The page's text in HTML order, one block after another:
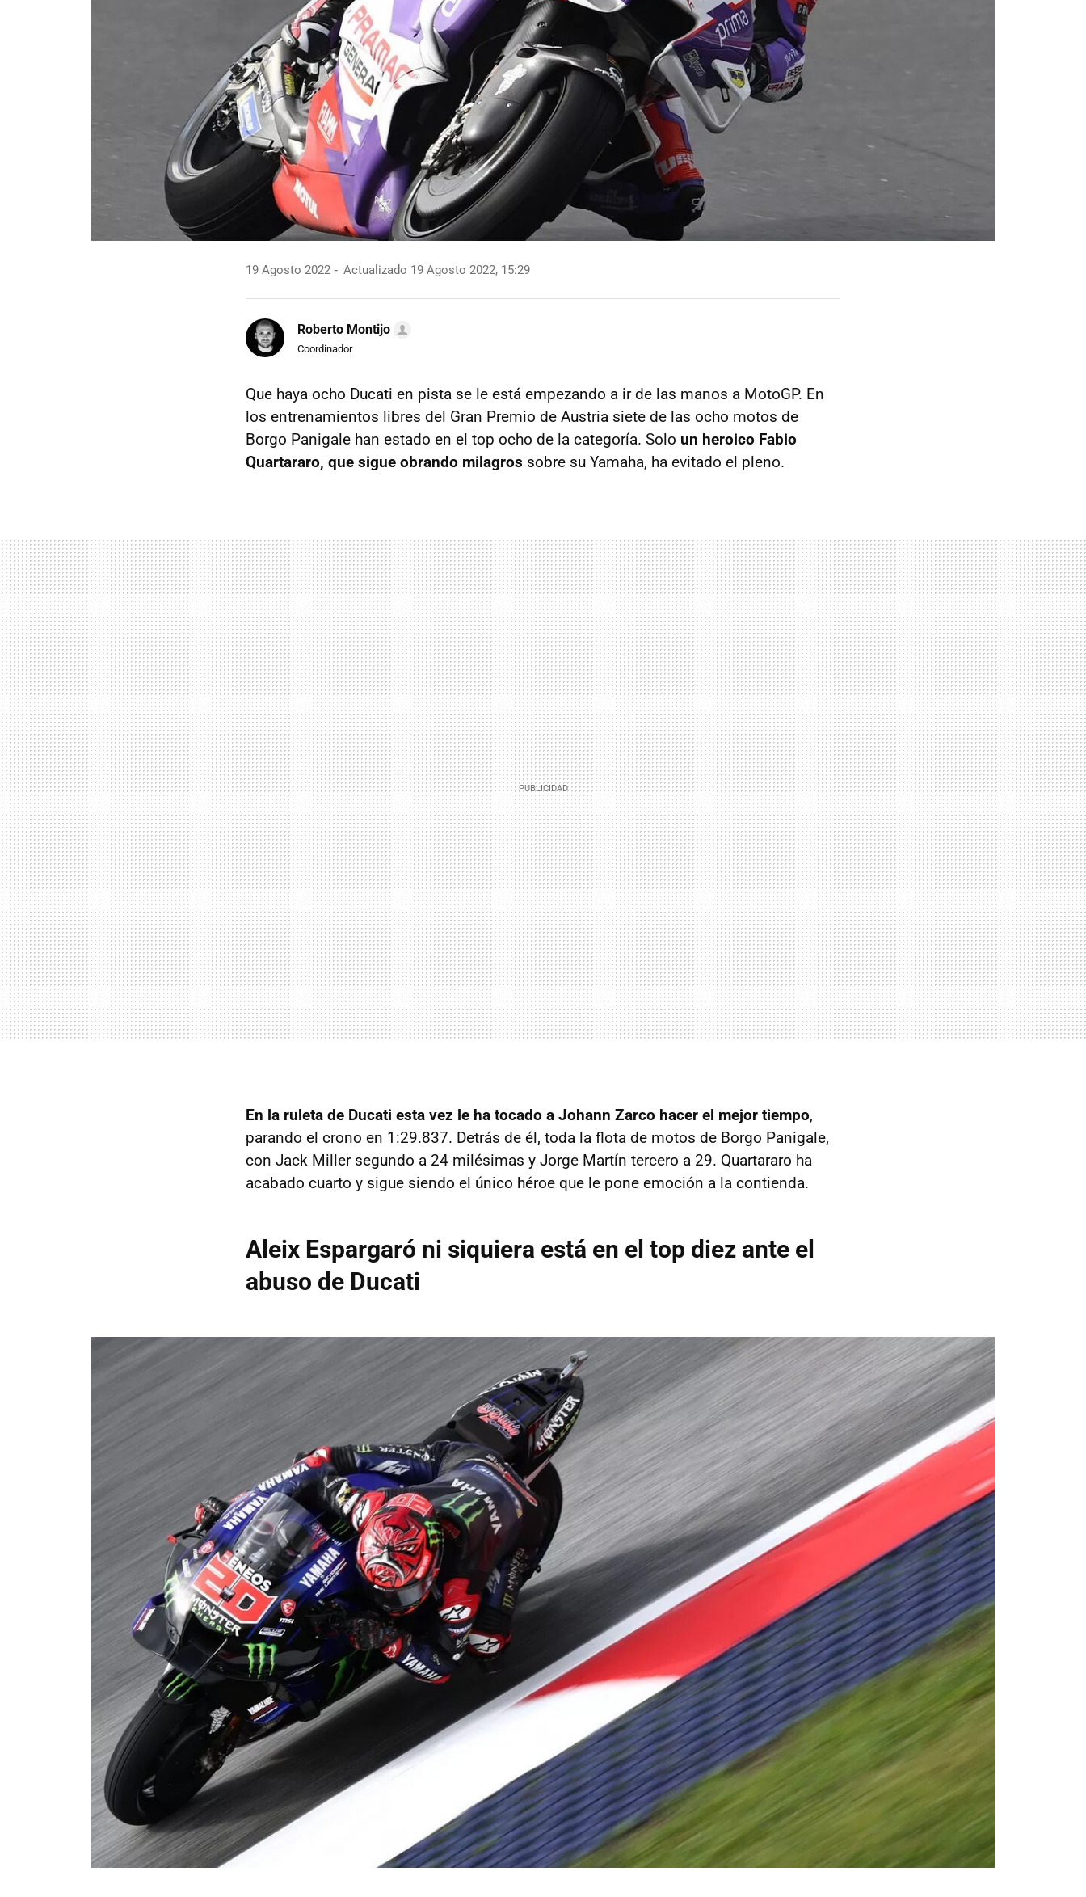
19 Agosto 2022 Actualizado 19 Agosto 2022, 15:29
Roberto Montijo
Coordinador
Que haya ocho Ducati en pista se le está empezando a ir de las manos a MotoGP. En
los entrenamientos libres del Gran Premio de Austria siete de las ocho motos de
Borgo Panigale han estado en el top ocho de la categoría. Solo un heroico Fabio
Quartararo, que sigue obrando milagros sobre su Yamaha, ha evitado el pleno.
En la ruleta de Ducati esta vez le ha tocado a Johann Zarco hacer el mejor tiempo,
parando el crono en 1:29.837. Detrás de él, toda la flota de motos de Borgo Panigale,
con Jack Miller segundo a 24 milésimas y Jorge Martín tercero a 29. Quartararo ha
acabado cuarto y sigue siendo el único héroe que le pone emoción a la contienda.
Aleix Espargaró ni siquiera está en el top diez ante el
abuso de Ducati